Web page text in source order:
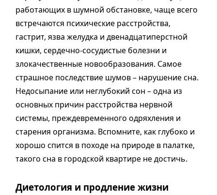
работающих в шумной обстановке, чаще всего
встречаются психические расстройства,
гастрит, язва желудка и двенадцатиперстной
кишки, сердечно-сосудистые болезни и
злокачественные новообразования. Самое
страшное последствие шумов – нарушение сна.
Недосыпание или неглубокий сон – одна из
основных причин расстройства нервной
системы, преждевременного одряхления и
старения организма. Вспомните, как глубоко и
хорошо спится в походе на природе в палатке,
такого сна в городской квартире не достичь.
Диетология и продление жизни